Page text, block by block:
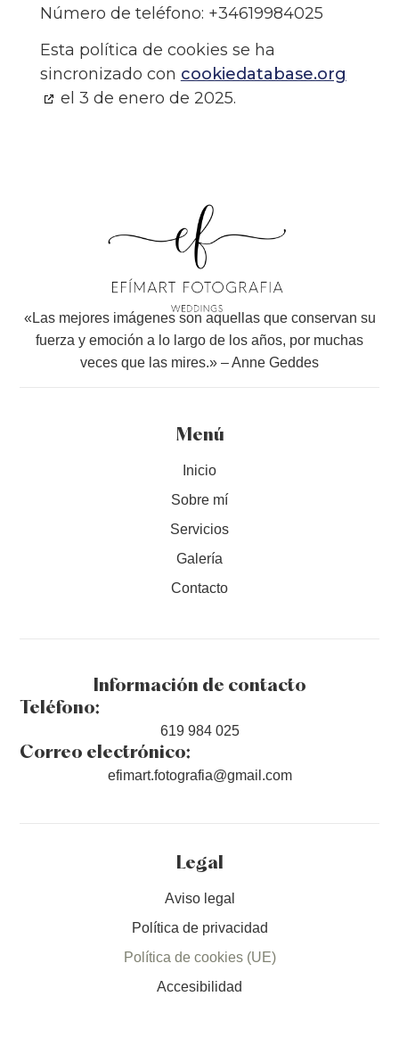
Número de teléfono: +34619984025
Esta política de cookies se ha
sincronizado con cookiedatabase.org
el 3 de enero de 2025.
«Las mejores imágenes son aquellas que conservan su
fuerza y emoción a lo largo de los años, por muchas
veces que las mires.» – Anne Geddes
Menú
Inicio
Sobre mí
Servicios
Galería
Contacto
Información de contacto
Teléfono:
619 984 025
Correo electrónico:
efimart.fotografia@gmail.com
Legal
Aviso legal
Política de privacidad
Política de cookies (UE)
Accesibilidad